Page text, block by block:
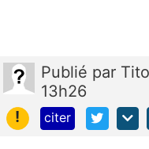
Publié par
13h26
!
citer